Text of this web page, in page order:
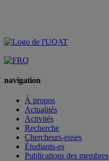
navigation
À propos
Actualités
Activités
Recherche
Chercheurs-euses
Étudiants-es
Publications des membres